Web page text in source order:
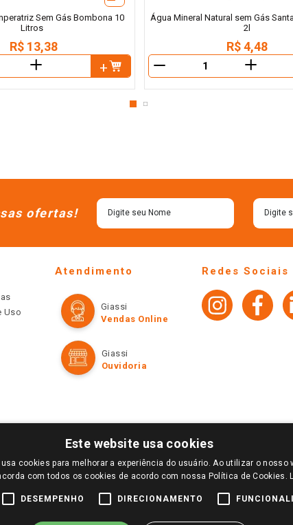
Sem Gás Bombona 10
Litros
R$ 13,38
＋
Água Mineral Natural sem Gás
2l
R$ 4,48
＋
ofertas!
Uso
Atendimento
Giassi
Vendas Online
Giassi
Ouvidoria
Redes Sociais
E SELECIONE A LOJA DE SUA PREFERÊNCIA. SOMENTE APÓS O LOGIN, OS
VÁLIDOS APENAS PARA COMPRAS REALIZADAS NO GIASSI.COM.BR E NA LOJA
DE BUSCAS.
Este website usa cookies
usa cookies para melhorar a experiência do usuário. Ao utilizar o nosso
com todos os cookies de acordo com nossa Política de Cookies.
DESEMPENHO DIRECIONAMENTO